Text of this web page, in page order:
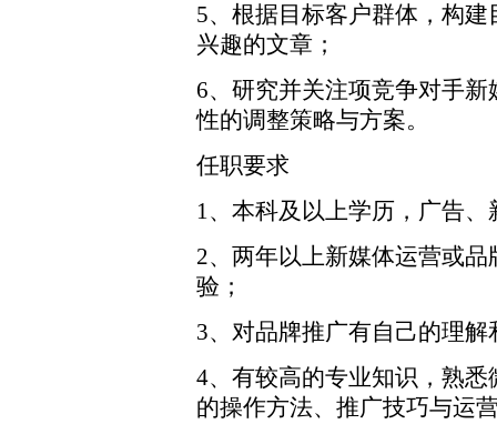
5、根据目标客户群体，构
兴趣的文章；
6、研究并关注项竞争对手
性的调整策略与方案。
任职要求
1、本科及以上学历，广告
2、两年以上新媒体运营或
验；
3、对品牌推广有自己的理
4、有较高的专业知识，熟
的操作方法、推广技巧与运